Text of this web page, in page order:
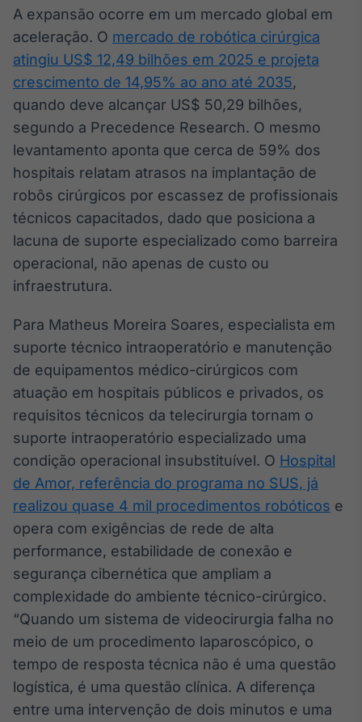
Conteúdos e
displays e telas
Broadcast
Curadoria
Curadoria de
conteúdos
Soluções de
Tecnologia
Broadcast
Radar
Monitoramento
Broadcast
A melhor
plataforma para
analisar fundos
de investimento
no Brasil
IA
Em breve
BroadFast
Em breve
Gestão de
A expansão ocorre em um mercado global em
aceleração. O mercado de robótica cirúrgica
atingiu US$ 12,49 bilhões em 2025 e projeta
crescimento de 14,95% ao ano até 2035,
quando deve alcançar US$ 50,29 bilhões,
segundo a Precedence Research. O mesmo
levantamento aponta que cerca de 59% dos
hospitais relatam atrasos na implantação de
robôs cirúrgicos por escassez de profissionais
técnicos capacitados, dado que posiciona a
lacuna de suporte especializado como barreira
operacional, não apenas de custo ou
infraestrutura.
Para Matheus Moreira Soares, especialista em
suporte técnico intraoperatório e manutenção
de equipamentos médico-cirúrgicos com
atuação em hospitais públicos e privados, os
requisitos técnicos da telecirurgia tornam o
suporte intraoperatório especializado uma
condição operacional insubstituível. O Hospital
de Amor, referência do programa no SUS, já
realizou quase 4 mil procedimentos robóticos e
opera com exigências de rede de alta
performance, estabilidade de conexão e
segurança cibernética que ampliam a
complexidade do ambiente técnico-cirúrgico.
“Quando um sistema de videocirurgia falha no
meio de um procedimento laparoscópico, o
tempo de resposta técnica não é uma questão
logística, é uma questão clínica. A diferença
entre uma intervenção de dois minutos e uma